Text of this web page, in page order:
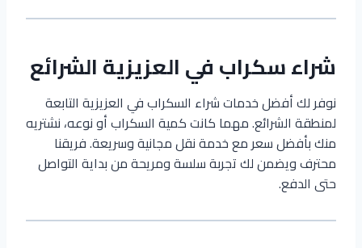
شراء سكراب في العزيزية الشرائع
نوفر لك أفضل خدمات شراء السكراب في العزيزية التابعة
لمنطقة الشرائع. مهما كانت كمية السكراب أو نوعه، نشتريه
منك بأفضل سعر مع خدمة نقل مجانية وسريعة. فريقنا
محترف ويضمن لك تجربة سلسة ومريحة من بداية التواصل
حتى الدفع.